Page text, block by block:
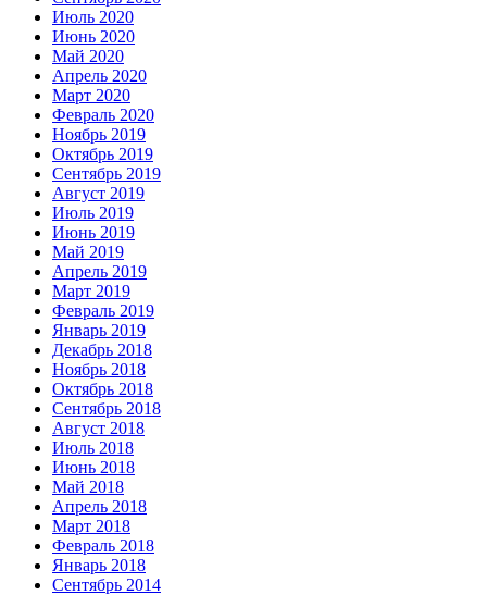
Июль 2020
Июнь 2020
Май 2020
Апрель 2020
Март 2020
Февраль 2020
Ноябрь 2019
Октябрь 2019
Сентябрь 2019
Август 2019
Июль 2019
Июнь 2019
Май 2019
Апрель 2019
Март 2019
Февраль 2019
Январь 2019
Декабрь 2018
Ноябрь 2018
Октябрь 2018
Сентябрь 2018
Август 2018
Июль 2018
Июнь 2018
Май 2018
Апрель 2018
Март 2018
Февраль 2018
Январь 2018
Сентябрь 2014